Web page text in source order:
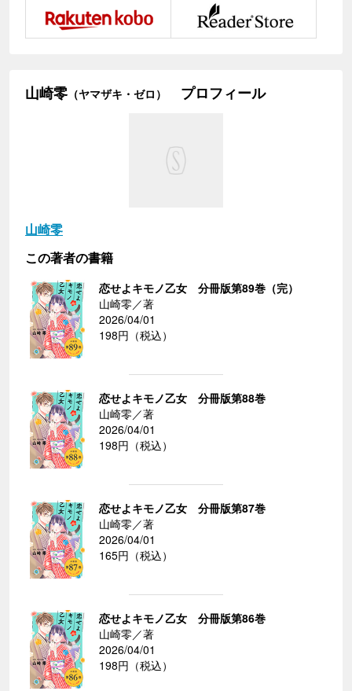
山崎零 （ヤマザキ・ゼロ） プロフィール
山崎零
この著者の書籍
恋せよキモノ乙女 分冊版第89巻（完）
山崎零／著
2026/04/01
198円（税込）
恋せよキモノ乙女 分冊版第88巻
山崎零／著
2026/04/01
198円（税込）
恋せよキモノ乙女 分冊版第87巻
山崎零／著
2026/04/01
165円（税込）
恋せよキモノ乙女 分冊版第86巻
山崎零／著
2026/04/01
198円（税込）